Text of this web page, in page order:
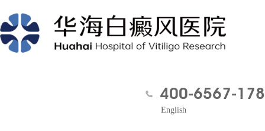
400-6567-178
English